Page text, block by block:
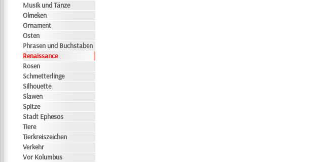
Musik und Tänze
Olmeken
Ornament
Osten
Phrasen und Buchstaben
Renaissance
Rosen
Schmetterlinge
Silhouette
Slawen
Spitze
Stadt Ephesos
Tiere
Tierkreiszeichen
Verkehr
Vor Kolumbus